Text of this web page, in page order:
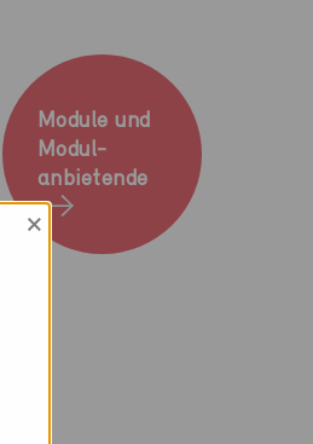
Module und
Modul-
anbietende
×